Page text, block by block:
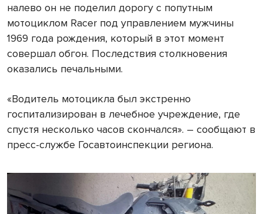
налево он не поделил дорогу с попутным
мотоциклом Racer под управлением мужчины
1969 года рождения, который в этот момент
совершал обгон. Последствия столкновения
оказались печальными.
«Водитель мотоцикла был экстренно
госпитализирован в лечебное учреждение, где
спустя несколько часов скончался». – сообщают в
пресс-службе Госавтоинспекции региона.